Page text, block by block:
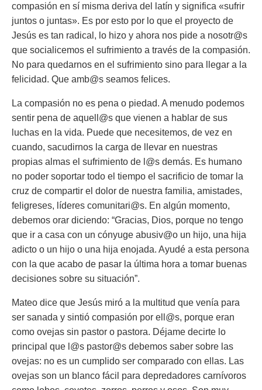
compasión en sí misma deriva del latín y significa «sufrir
juntos o juntas». Es por esto por lo que el proyecto de
Jesús es tan radical, lo hizo y ahora nos pide a nosotr@s
que socialicemos el sufrimiento a través de la compasión.
No para quedarnos en el sufrimiento sino para llegar a la
felicidad. Que amb@s seamos felices.
La compasión no es pena o piedad. A menudo podemos
sentir pena de aquell@s que vienen a hablar de sus
luchas en la vida. Puede que necesitemos, de vez en
cuando, sacudirnos la carga de llevar en nuestras
propias almas el sufrimiento de l@s demás. Es humano
no poder soportar todo el tiempo el sacrificio de tomar la
cruz de compartir el dolor de nuestra familia, amistades,
feligreses, líderes comunitari@s. En algún momento,
debemos orar diciendo: “Gracias, Dios, porque no tengo
que ir a casa con un cónyuge abusiv@o un hijo, una hija
adicto o un hijo o una hija enojada. Ayudé a esta persona
con la que acabo de pasar la última hora a tomar buenas
decisiones sobre su situación”.
Mateo dice que Jesús miró a la multitud que venía para
ser sanada y sintió compasión por ell@s, porque eran
como ovejas sin pastor o pastora. Déjame decirte lo
principal que l@s pastor@s debemos saber sobre las
ovejas: no es un cumplido ser comparado con ellas. Las
ovejas son un blanco fácil para depredadores carnívoros